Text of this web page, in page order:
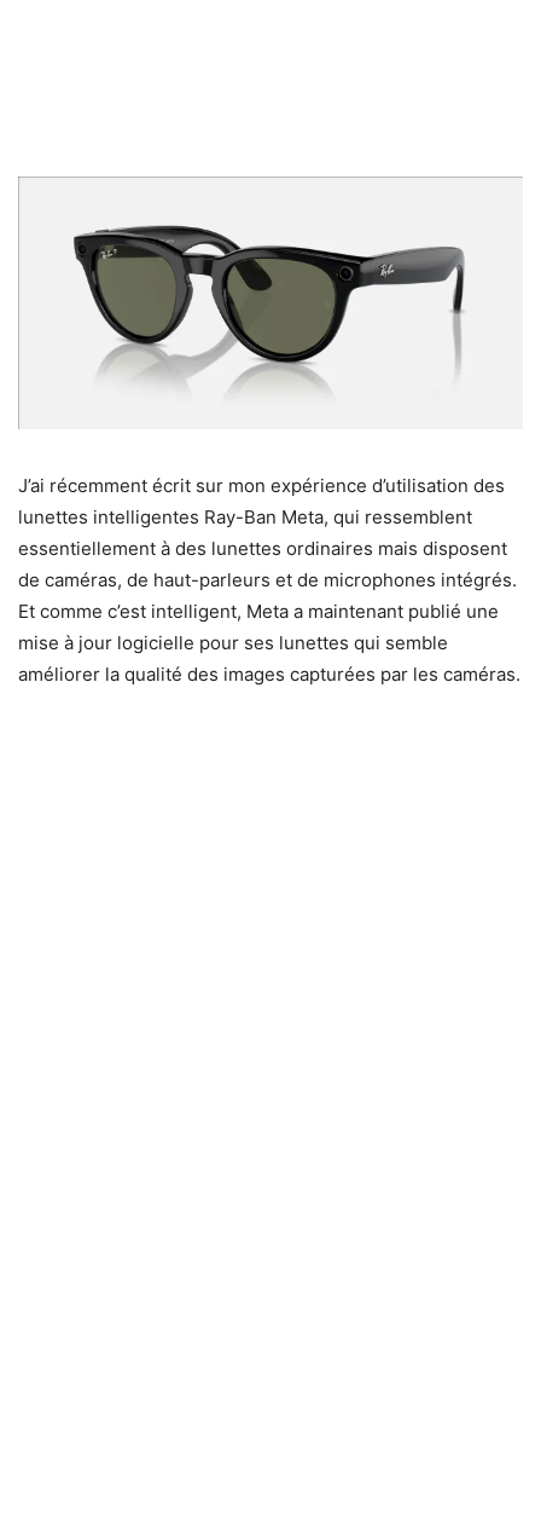
J’ai récemment écrit sur mon expérience d’utilisation des
lunettes intelligentes Ray-Ban Meta, qui ressemblent
essentiellement à des lunettes ordinaires mais disposent
de caméras, de haut-parleurs et de microphones intégrés.
Et comme c’est intelligent, Meta a maintenant publié une
mise à jour logicielle pour ses lunettes qui semble
améliorer la qualité des images capturées par les caméras.